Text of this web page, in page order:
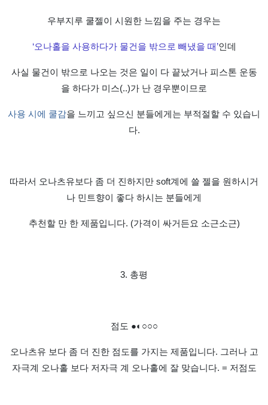
우부지루 쿨젤이 시원한 느낌을 주는 경우는
‘오나홀을 사용하다가 물건을 밖으로 빼냈을 때 ’인데
사실 물건이 밖으로 나오는 것은 일이 다 끝났거나 피스톤 운동
을 하다가 미스(..)가 난 경우뿐이므로
사용 시에 쿨감을 느끼고 싶으신 분들에게는 부적절할 수 있습니
다.
따라서 오나츠유보다 좀 더 진하지만 soft계에 쓸 젤을 원하시거
나 민트향이 좋다 하시는 분들에게
추천할 만 한 제품입니다. (가격이 싸거든요 소근소근)
3. 총평
점도 ●◐○○○
오나츠유 보다 좀 더 진한 점도를 가지는 제품입니다. 그러나 고
자극계 오나홀 보다 저자극 계 오나홀에 잘 맞습니다. = 저점도